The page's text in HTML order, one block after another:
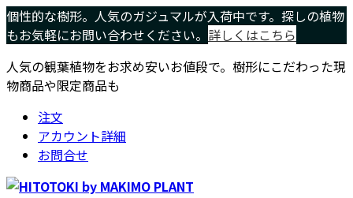
コ
ン
ン
ツ
プ
ナ
ビ
ー
シ
動
個性的な樹形。人気のガジュマルが入荷中です。探しの植物
もお気軽にお問い合わせください。 詳しくはこちら
人気の観葉植物をお求め安いお値段で。樹形にこだわった現
物商品や限定商品も
注文
アカウント詳細
お問合せ